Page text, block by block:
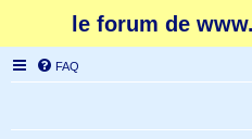
le forum de
FAQ